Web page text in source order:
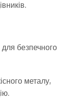
для безпечного
металу,